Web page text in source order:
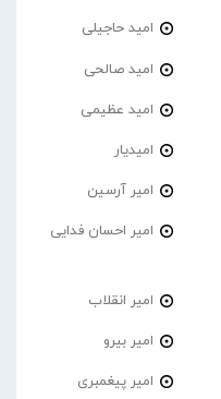
امید حاجیلی
امید صالحی
امید عظیمی
امیدیار
امیر آرسین
امیر احسان فدایی
امیر انقلاب
امیر بیرو
امیر پیغمبری